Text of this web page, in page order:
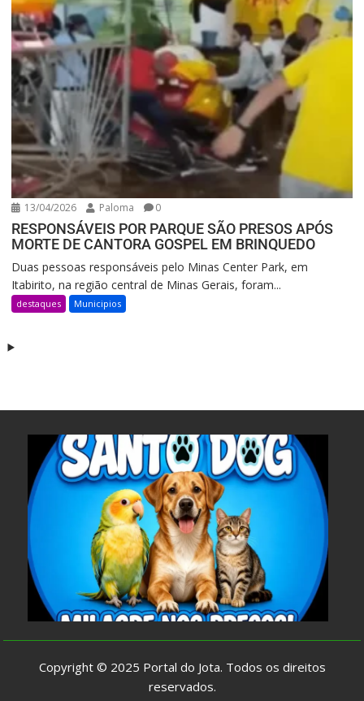
13/04/2026 Paloma 0
RESPONSÁVEIS POR PARQUE SÃO PRESOS APÓS
MORTE DE CANTORA GOSPEL EM BRINQUEDO
Duas pessoas responsáveis pelo Minas Center Park, em
Itabirito, na região central de Minas Gerais, foram...
destaques Municipios
Copyright © 2025 Portal do Jota. Todos os direitos
reservados.